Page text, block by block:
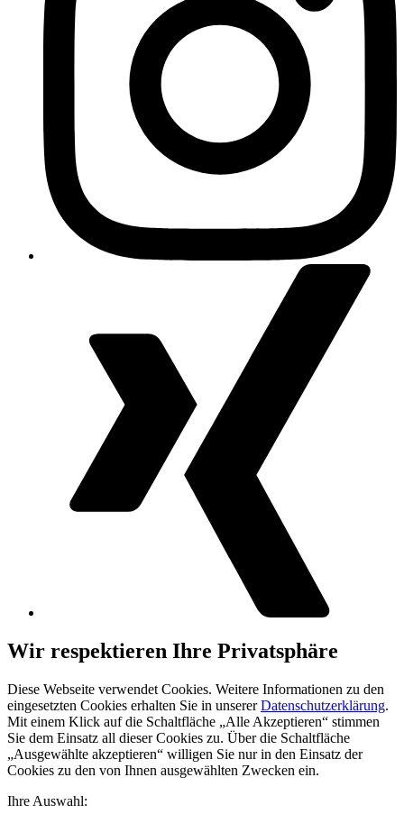
Wir respektieren Ihre Privatsphäre
Diese Webseite verwendet Cookies. Weitere Informationen zu den
eingesetzten Cookies erhalten Sie in unsererDatenschutzerklärung.
Mit einem Klick auf die Schaltfläche „Alle Akzeptieren“ stimmen
Sie dem Einsatz all dieser Cookies zu. Über die Schaltfläche
„Ausgewählte akzeptieren“ willigen Sie nur in den Einsatz der
Cookies zu den von Ihnen ausgewählten Zwecken ein.
Ihre Auswahl: